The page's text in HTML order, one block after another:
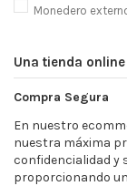
Monedero
Una tienda
Compra Segura
En nuestro
nuestra máxima
confidencialidad y
proporcionando